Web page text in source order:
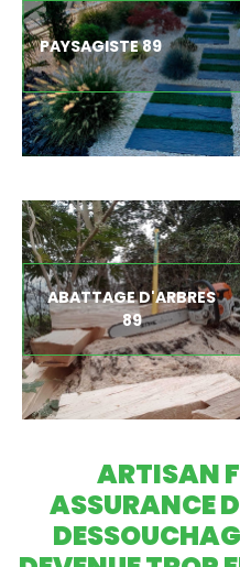
PAYSAGISTE 89
ABATTAGE D'ARBRES
89
ARTISAN
ASSURANCE